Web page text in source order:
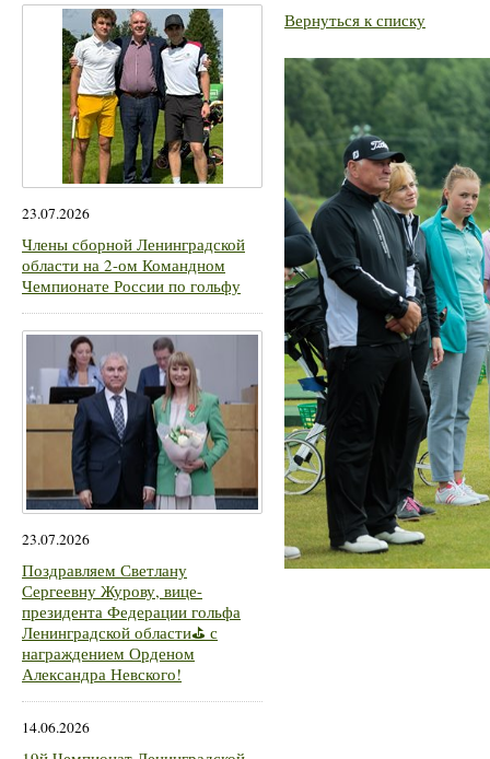
23.07.2026
Члены сборной Ленинградской
области на 2-ом Командном
Чемпионате России по гольфу
23.07.2026
Поздравляем Светлану
Сергеевну Журову, вице-
президента Федерации гольфа
Ленинградской области⛳ с
награждением Орденом
Александра Невского!
14.06.2026
Вернуться к списку